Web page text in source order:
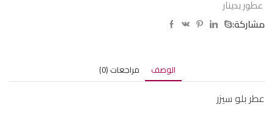
عطور بدينار
مشاركة:
الوصف مراجعات (0)
عطر بلو سيزر